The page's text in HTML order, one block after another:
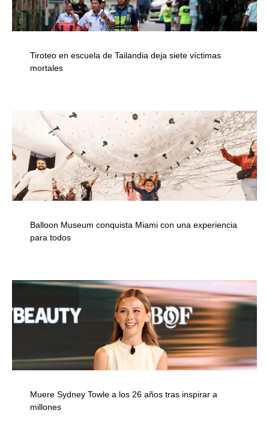
Tiroteo en escuela de Tailandia deja siete víctimas
mortales
Balloon Museum conquista Miami con una experiencia
para todos
Muere Sydney Towle a los 26 años tras inspirar a
millones